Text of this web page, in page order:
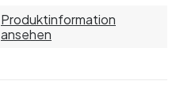
Produktinformation
ansehen